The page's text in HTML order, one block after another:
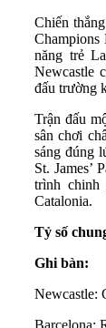
Chiến
Champions
năng trẻ
Newcastle
đấu trường
Trận đấu
sân chơi
sáng đúng
St. James’
trình
Catalonia.
Tỷ số
Ghi bàn:
Newcastle:
Barcelona: